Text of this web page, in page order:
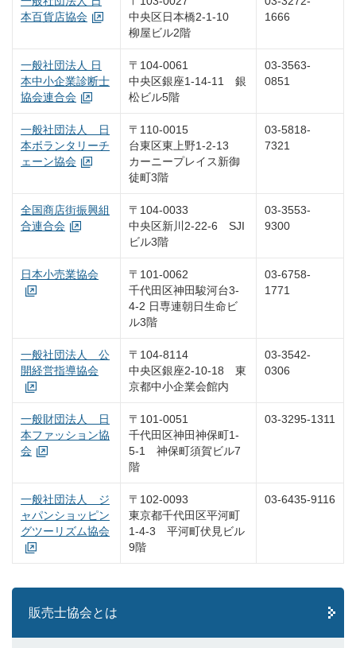
本百貨店協会
中央区日本橋2-1-10
柳屋ビル2階
1666
一般社団法人 日
本中小企業診断士
協会連合会
〒104-0061
中央区銀座1-14-11 銀
松ビル5階
03-3563-
0851
一般社団法人 日
本ボランタリーチ
ェーン協会
〒110-0015
台東区東上野1-2-13
カーニープレイス新御
徒町3階
03-5818-
7321
全国商店街振興組
合連合会
〒104-0033
中央区新川2-22-6 SJI
ビル3階
03-3553-
9300
日本小売業協会
〒101-0062
千代田区神田駿河台3-
4-2 日専連朝日生命ビ
ル3階
03-6758-
1771
一般社団法人 公
開経営指導協会
〒104-8114
中央区銀座2-10-18 東
京都中小企業会館内
03-3542-
0306
一般財団法人 日
本ファッション協
会
〒101-0051
千代田区神田神保町1-
5-1 神保町須賀ビル7
階
03-3295-1311
一般社団法人 ジ
ャパンショッピン
グツーリズム協会
〒102-0093
東京都千代田区平河町
1-4-3 平河町伏見ビル
9階
03-6435-9116
販売士協会とは